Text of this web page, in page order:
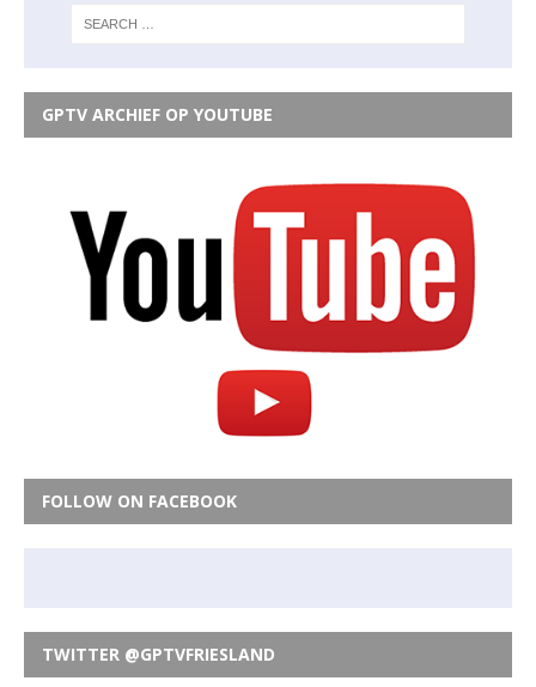
GPTV ARCHIEF OP YOUTUBE
FOLLOW ON FACEBOOK
TWITTER @GPTVFRIESLAND